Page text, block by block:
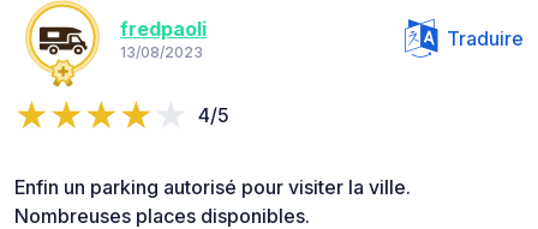
fredpaoli
13/08/2023
Traduire
4/5
Enfin un parking autorisé pour visiter la ville.
Nombreuses places disponibles.